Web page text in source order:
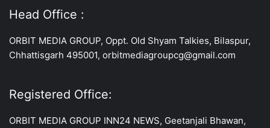
Head Office :
ORBIT MEDIA GROUP, Oppt. Old Shyam Talkies, Bilaspur,
Chhattisgarh 495001, orbitmediagroupcg@gmail.com
Registered Office:
ORBIT MEDIA GROUP INN24 NEWS, Geetanjali Bhawan,